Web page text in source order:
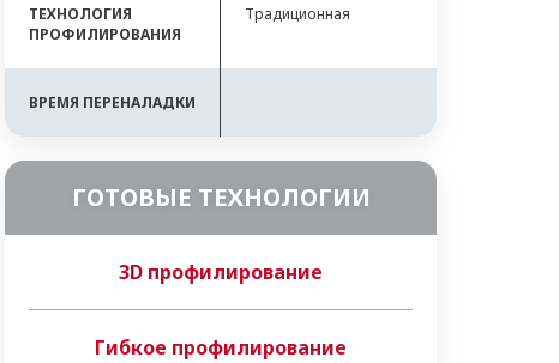
ТЕХНОЛОГИЯ
ПРОФИЛИРОВАНИЯ
Традиционная
ВРЕМЯ ПЕРЕНАЛАДКИ
ГОТОВЫЕ ТЕХНОЛОГИИ
3D профилирование
Гибкое профилирование